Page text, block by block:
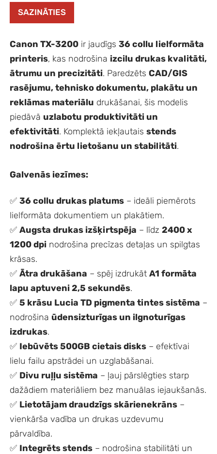
SAZINĀTIES
Canon TX-3200 ir jaudīgs 36 collu lielformāta
printeris, kas nodrošina izcilu drukas kvalitāti,
ātrumu un precizitāti. Paredzēts CAD/GIS
rasējumu, tehnisko dokumentu, plakātu un
reklāmas materiālu drukāšanai, šis modelis
piedāvā uzlabotu produktivitāti un
efektivitāti. Komplektā iekļautais stends
nodrošina ērtu lietošanu un stabilitāti.
Galvenās iezīmes:
✅ 36 collu drukas platums – ideāli piemērots
lielformāta dokumentiem un plakātiem.
✅ Augsta drukas izšķirtspēja – līdz 2400 x
1200 dpi nodrošina precīzas detaļas un spilgtas
krāsas.
✅ Ātra drukāšana – spēj izdrukāt A1 formāta
lapu aptuveni 2,5 sekundēs.
✅ 5 krāsu Lucia TD pigmenta tintes sistēma –
nodrošina ūdensizturīgas un ilgnoturīgas
izdrukas.
✅ Iebūvēts 500GB cietais disks – efektīvai
lielu failu apstrādei un uzglabāšanai.
✅ Divu ruļļu sistēma – ļauj pārslēgties starp
dažādiem materiāliem bez manuālas iejaukšanās.
✅ Lietotājam draudzīgs skārienekrāns –
vienkārša vadība un drukas uzdevumu
pārvaldība.
✅ Integrēts stends – nodrošina stabilitāti un